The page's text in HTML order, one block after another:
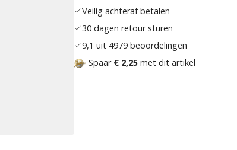
Veilig achteraf betalen
30 dagen retour sturen
9,1 uit 4979 beoordelingen
Spaar € 2,25 met dit artikel